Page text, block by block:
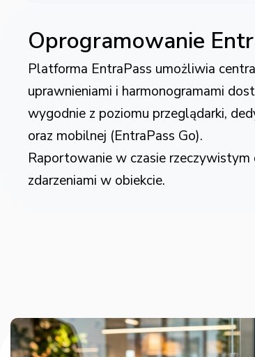
Oprogramowanie
Platforma EntraPass umożliwia
uprawnieniami i harmonogramami
wygodnie z poziomu przeglądarki,
oraz mobilnej (EntraPass Go).
Raportowanie w czasie rzeczywistym
zdarzeniami w obiekcie.